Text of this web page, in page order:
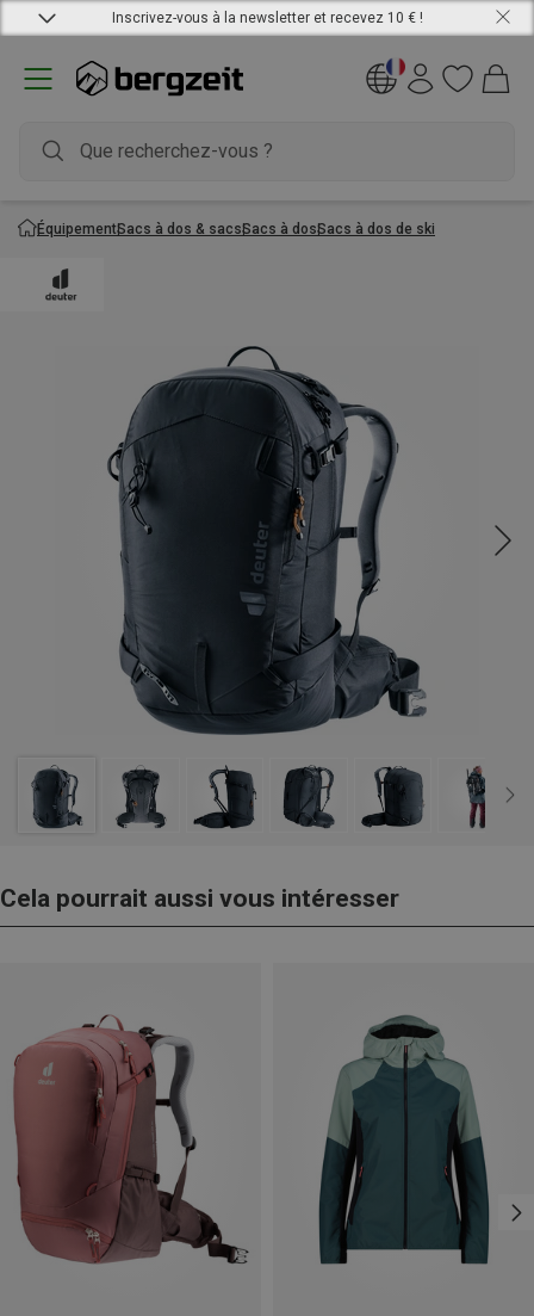
Inscrivez-vous à la newsletter et recevez 10 € !
ÉquipementSacs à dos & sacsSacs à dosSacs à dos de ski
Cela pourrait aussi vous intéresser